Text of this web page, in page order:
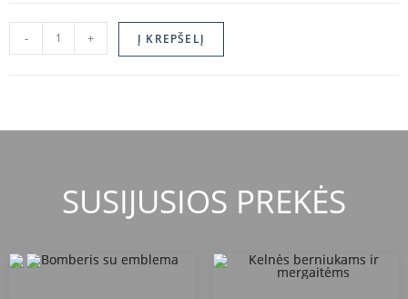
- + Į KREPŠELĮ
SUSIJUSIOS PREKĖS